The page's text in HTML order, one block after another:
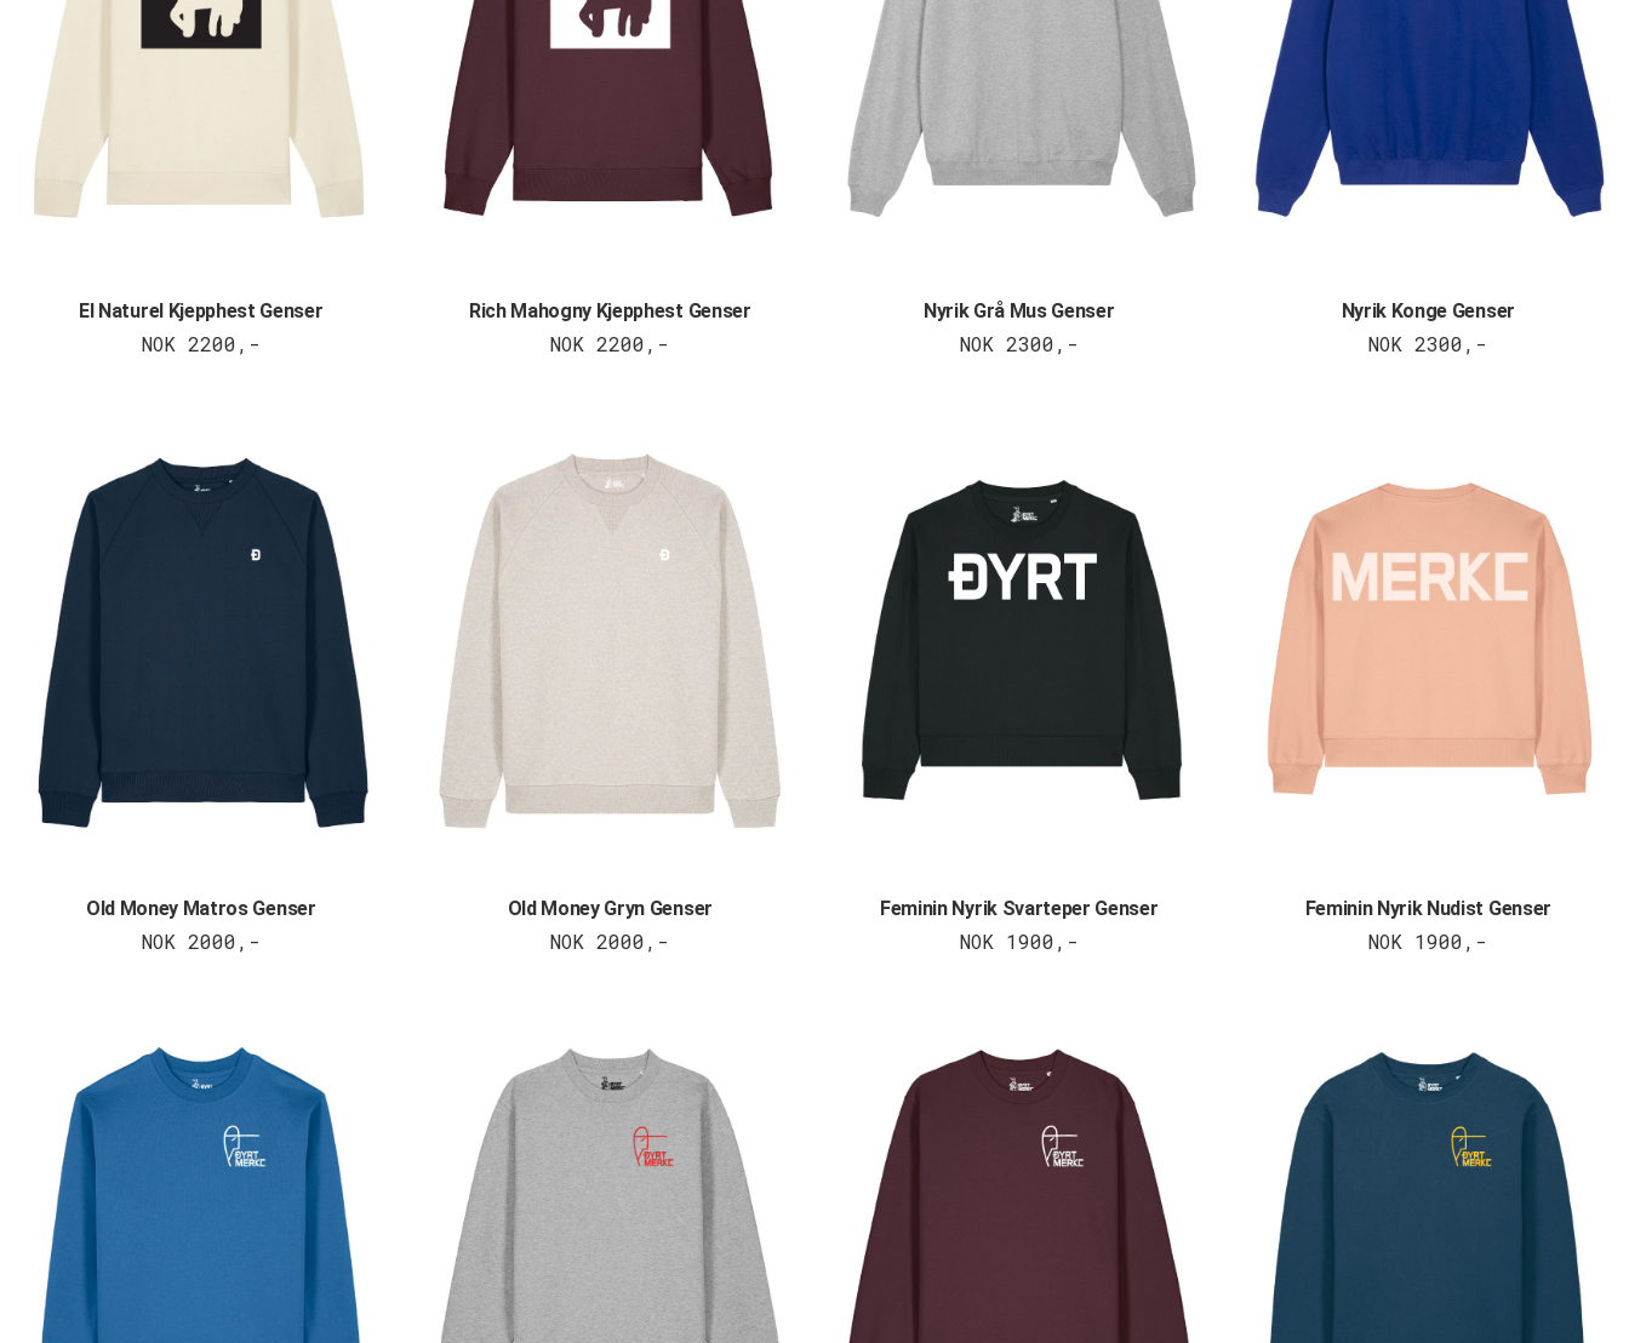
El Naturel Kjepphest Genser
NOK 2200,-
Rich Mahogny Kjepphest Genser
NOK 2200,-
Nyrik Grå Mus Genser
NOK 2300,-
Nyrik Konge Genser
NOK 2300,-
Old Money Matros Genser
NOK 2000,-
Old Money Gryn Genser
NOK 2000,-
Feminin Nyrik Svarteper Genser
NOK 1900,-
Feminin Nyrik Nudist Genser
NOK 1900,-